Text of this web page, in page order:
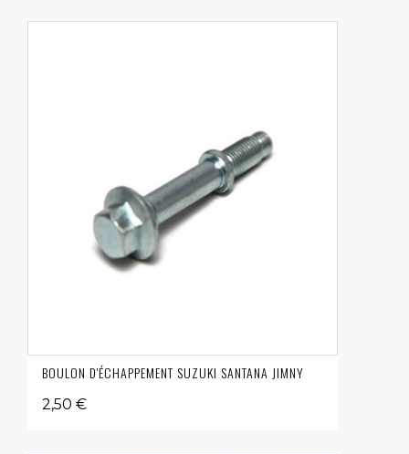
BOULON D'ÉCHAPPEMENT SUZUKI SANTANA JIMNY
2,50 €